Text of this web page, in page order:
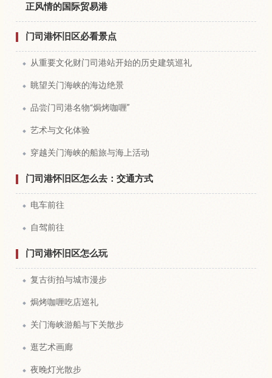
正风情的国际贸易港
门司港怀旧区必看景点
从重要文化财门司港站开始的历史建筑巡礼
眺望关门海峡的海边绝景
品尝门司港名物“焗烤咖喱”
艺术与文化体验
穿越关门海峡的船旅与海上活动
门司港怀旧区怎么去：交通方式
电车前往
自驾前往
门司港怀旧区怎么玩
复古街拍与城市漫步
焗烤咖喱吃店巡礼
关门海峡游船与下关散步
逛艺术画廊
夜晚灯光散步